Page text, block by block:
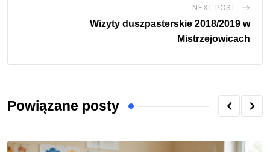
NEXT POST
Wizyty duszpasterskie 2018/2019 w
Mistrzejowicach
Powiązane posty